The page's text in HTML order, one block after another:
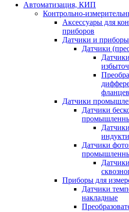
Автоматизация, КИП
Контрольно-
Аксессуары для
приборов
Датчики и
Датчики
Датчики
Датчики
Датчики
Приборы для
Датчики
накладные